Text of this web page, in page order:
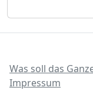
Was soll das
Impressum